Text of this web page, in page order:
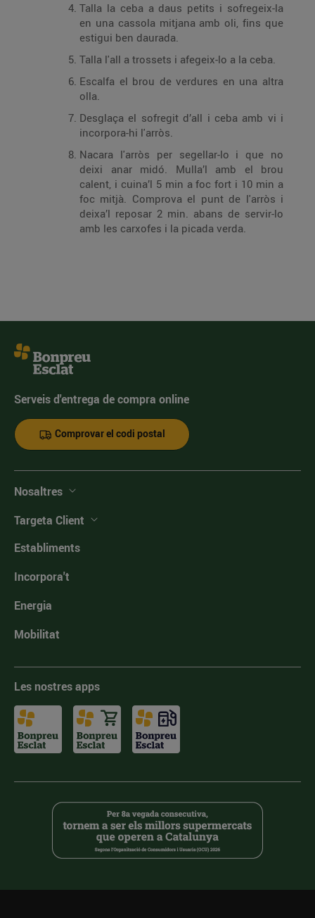
Talla la ceba a daus petits i sofregeix-la
en una cassola mitjana amb oli, fins que
estigui ben daurada.
Talla l'all a trossets i afegeix-lo a la ceba.
Escalfa el brou de verdures en una altra
olla.
Desglaça el sofregit d’all i ceba amb vi i
incorpora-hi l'arròs.
Nacara l'arròs per segellar-lo i que no
deixi anar midó. Mulla’l amb el brou
calent, i cuina’l 5 min a foc fort i 10 min a
foc mitjà. Comprova el punt de l'arròs i
deixa’l reposar 2 min. abans de servir-lo
amb les carxofes i la picada verda.
Serveis d'entrega de compra online
Comprovar el codi postal
Nosaltres
Targeta Client
Establiments
Incorpora't
Energia
Mobilitat
Les nostres apps